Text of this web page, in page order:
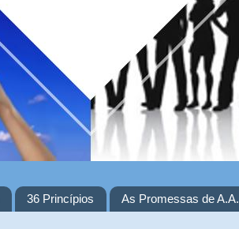
36 Princípios As Promessas de A.A.